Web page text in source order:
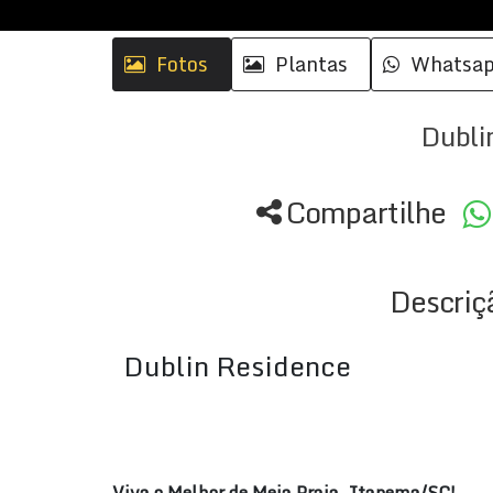
Fotos Plantas
Compartilhe
Dublin Residence